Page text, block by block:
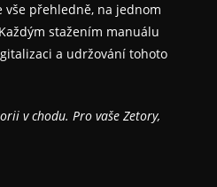
vše přehledně, na jednom
stažením manuálu
a udržování tohoto
v chodu. Pro vaše Zetory,